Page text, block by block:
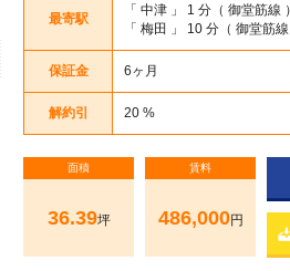
最寄駅
「 中津 」 1 分（ 御堂筋線 ）
「 梅田 」 10 分（ 御堂筋線
保証金 6ヶ月
解約引 20 %
面積
36.39坪
賃料
486,000円